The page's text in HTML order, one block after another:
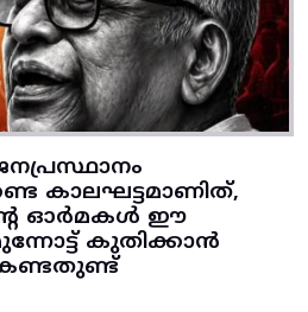
കാലഘട്ടമാണിത്,
ഓർമകൾ ഈ
കുതിക്കാൻ